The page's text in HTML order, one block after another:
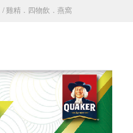
/ 雞精．四物飲．燕窩